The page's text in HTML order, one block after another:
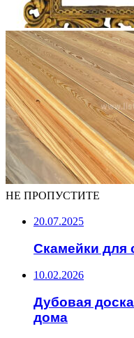
НЕ ПРОПУСТИТЕ
20.07.2025
Скамейки для
10.02.2026
Дубовая
дома